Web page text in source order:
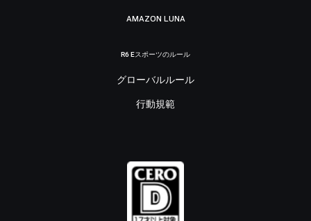
AMAZON LUNA
R6 Eスポーツのルール
グローバルルール
行動規範